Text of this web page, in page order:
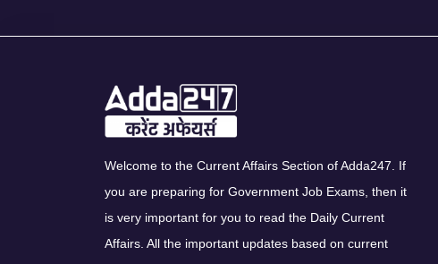
Welcome to the Current Affairs Section of Adda247. If
you are preparing for Government Job Exams, then it
is very important for you to read the Daily Current
Affairs. All the important updates based on current